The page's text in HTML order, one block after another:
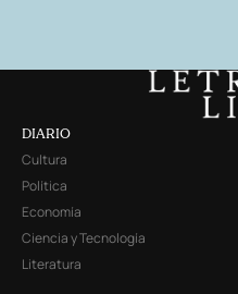
DIARIO
Cultura
Política
Economía
Ciencia y Tecnología
Literatura